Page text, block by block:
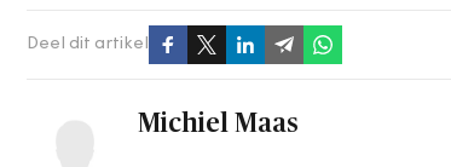
Deel dit artikel
Michiel Maas